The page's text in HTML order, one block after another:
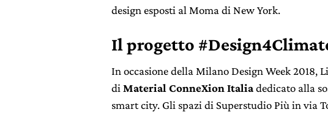
design esposti al Moma di New York.
Il progetto
In occasione della Milano Design Week 2018,
di Material ConneXion Italiadedicato alla
smart city. Gli spazi di Superstudio Più in via